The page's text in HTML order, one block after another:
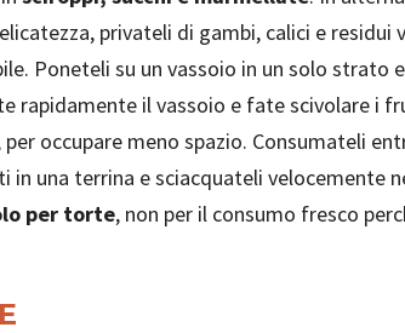
privateli di gambi, calici e residui
Poneteli su un vassoio in un solo strato
rapidamente il vassoio e fate scivolare i
occupare meno spazio. Consumateli
una terrina e sciacquateli velocemente
per torte, non per il consumo fresco